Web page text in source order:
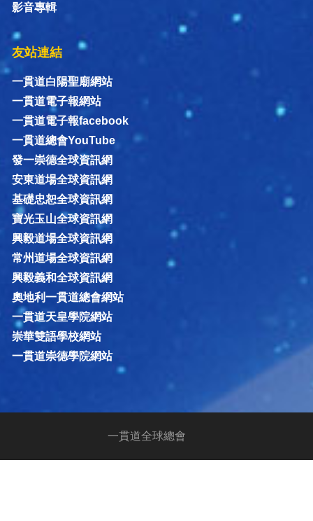
影音專輯
友站連結
一貫道白陽聖廟網站
一貫道電子報網站
一貫道電子報facebook
一貫道總會YouTube
發一崇德全球資訊網
安東道場全球資訊網
基礎忠恕全球資訊網
寶光玉山全球資訊網
興毅道場全球資訊網
常州道場全球資訊網
興毅義和全球資訊網
奧地利一貫道總會網站
一貫道天皇學院網站
崇華雙語學校網站
一貫道崇德學院網站
一貫道全球總會